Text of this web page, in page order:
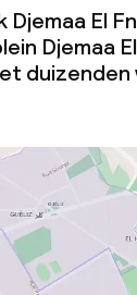
Djemaa El
Djemaa
duizenden